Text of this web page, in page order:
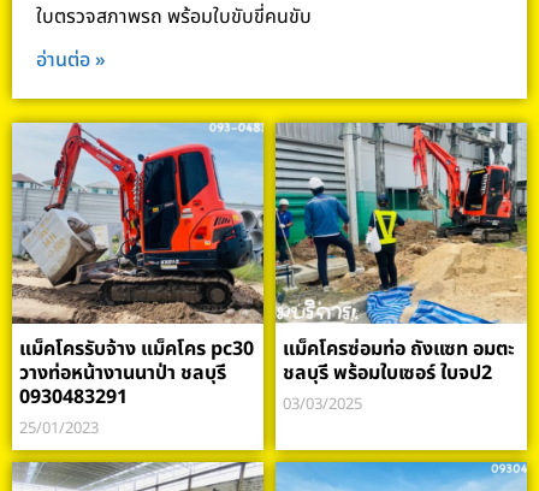
ใบตรวจสภาพรถ พร้อมใบขับขี่คนขับ
อ่านต่อ »
แม็คโครรับจ้าง แม็คโคร pc30
วางท่อหน้างานนาป่า ชลบุรี
0930483291
25/01/2023
แม็คโครซ่อมท่อ ถังแซท อมตะ
ชลบุรี พร้อมใบเซอร์ ใบจป2
03/03/2025